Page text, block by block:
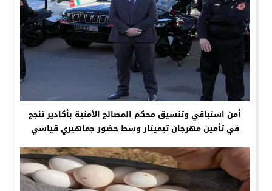
أمن استباقي وتنسيق محكم المصالح الأمنية بأكادير تنجح
في تأمين مهرجان تيميتار وسط حضور جماهيري قياسي